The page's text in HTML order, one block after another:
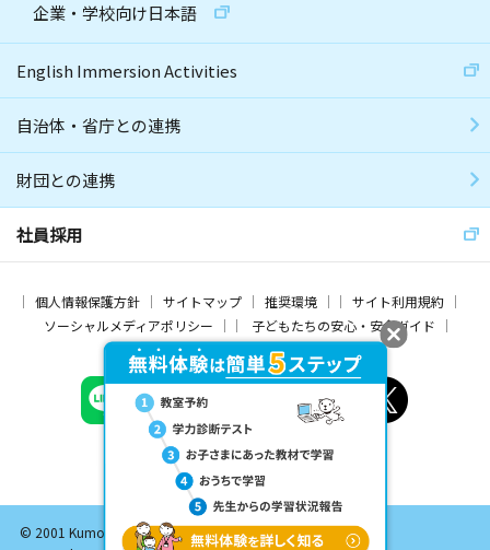
企業・学校向け日本語
English Immersion Activities
自治体・省庁との連携
財団との連携
社員採用
個人情報保護方針 サイトマップ 推奨環境
サイト利用規約
ソーシャルメディアポリシー
子どもたちの安心・安全ガイド
© 2001 Kumon Institute of Education Co., Ltd. All Rights